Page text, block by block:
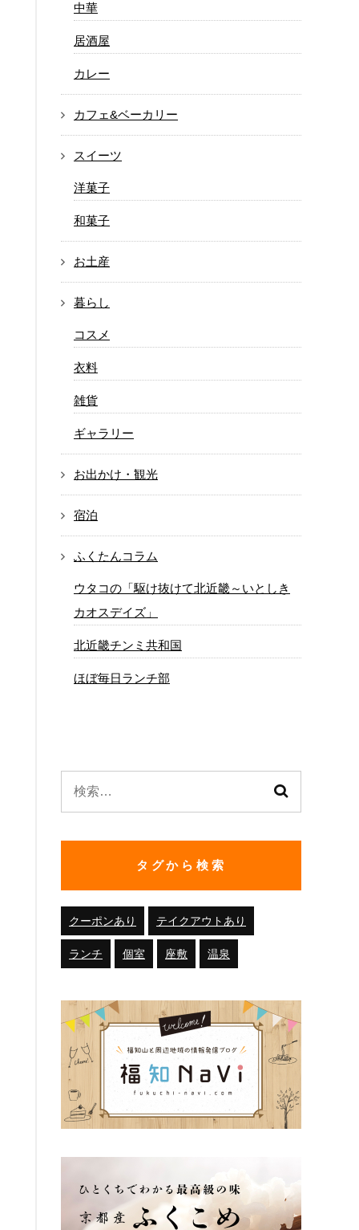
中華
居酒屋
カレー
カフェ&ベーカリー
スイーツ
洋菓子
和菓子
お土産
暮らし
コスメ
衣料
雑貨
ギャラリー
お出かけ・観光
宿泊
ふくたんコラム
ウタコの「駆け抜けて北近畿～いとしき
カオスデイズ」
北近畿チンミ共和国
ほぼ毎日ランチ部
検
索:
タグから検索
クーポンあり テイクアウトあり
ランチ 個室 座敷 温泉